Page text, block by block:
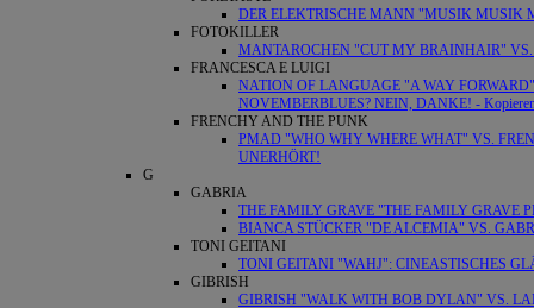
DER ELEKTRISCHE MANN "MUSIK MUSIK
FOTOKILLER
MANTAROCHEN "CUT MY BRAINHAIR" VS.
FRANCESCA E LUIGI
NATION OF LANGUAGE "A WAY
NOVEMBERBLUES? NEIN, DANKE! -
FRENCHY AND THE PUNK
PMAD "WHO WHY WHERE WHAT" VS.
UNERHÖRT!
G
GABRIA
THE FAMILY GRAVE "THE FAMILY GRAVE
BIANCA STÜCKER "DE ALCEMIA" VS.
TONI GEITANI
TONI GEITANI "WAHJ": CINEASTISCHES
GIBRISH
GIBRISH "WALK WITH BOB DYLAN" VS.